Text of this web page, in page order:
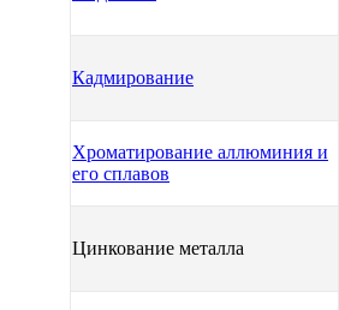
Кадмирование
Хроматирование аллюминия и
его сплавов
Цинкование металла